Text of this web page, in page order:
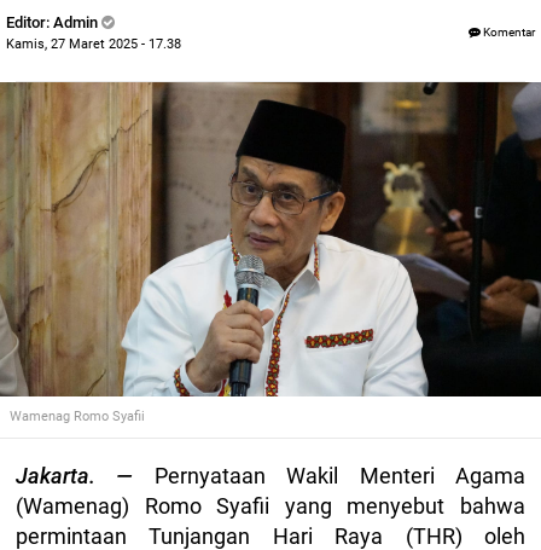
Editor: Admin
Kamis, 27 Maret 2025 - 17.38
Komentar
Wamenag Romo Syafii
Jakarta. — Pernyataan Wakil Menteri Agama
(Wamenag) Romo Syafii yang menyebut bahwa
permintaan Tunjangan Hari Raya (THR) oleh